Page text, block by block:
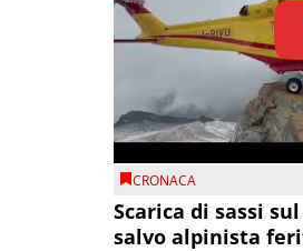
CRONACA
Scarica di sassi
salvo alpinista